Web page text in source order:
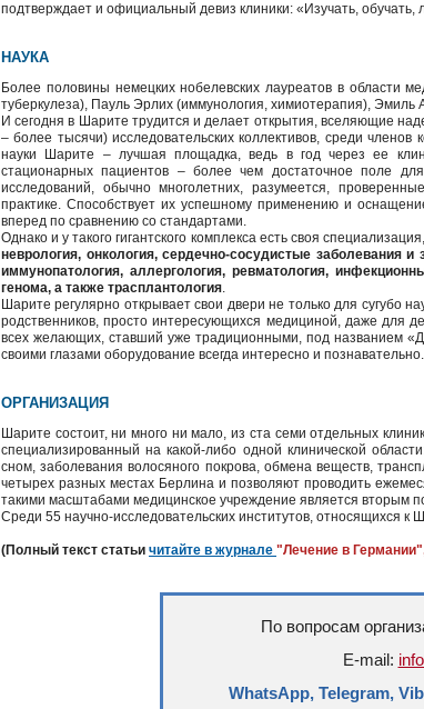
подтверждает и официальный девиз клиники: «Изучать, обучать,
НАУКА
Более половины немецких нобелевских лауреатов в области
туберкулеза), Пауль Эрлих (иммунология, химиотерапия),
И сегодня в Шарите трудится и делает открытия, вселяющие
– более тысячи) исследовательских коллективов, среди
науки Шарите – лучшая площадка, ведь в год через ее
стационарных пациентов – более чем достаточное поле
исследований, обычно многолетних, разумеется,
практике. Способствует их успешному применению и
вперед по сравнению со стандартами.
Однако и у такого гигантского комплекса есть своя
неврология, онкология, сердечно-сосудистые заболевания
иммунопатология, аллергология, ревматология,
генома, а также трасплантология.
Шарите регулярно открывает свои двери не только для сугубо
родственников, просто интересующихся медициной, даже для
всех желающих, ставший уже традиционными, под названием
своими глазами оборудование всегда интересно и
ОРГАНИЗАЦИЯ
Шарите состоит, ни много ни мало, из ста семи отдельных
специализированный на какой-либо одной клинической
сном, заболевания волосяного покрова, обмена веществ,
четырех разных местах Берлина и позволяют проводить
такими масштабами медицинское учреждение является вторым
Среди 55 научно-исследовательских институтов, относящихся к
(Полный текст статьи читайте в журнале "Лечение в
По вопросам
E-mail:
WhatsApp, Telegram,